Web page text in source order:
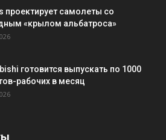
проектирует самолеты со
«крылом альбатроса»
готовится выпускать по 1000
рабочих в месяц